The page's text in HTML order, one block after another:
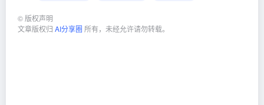
© 版权声明
文章版权归 AI分享圈 所有，未经允许请勿转载。